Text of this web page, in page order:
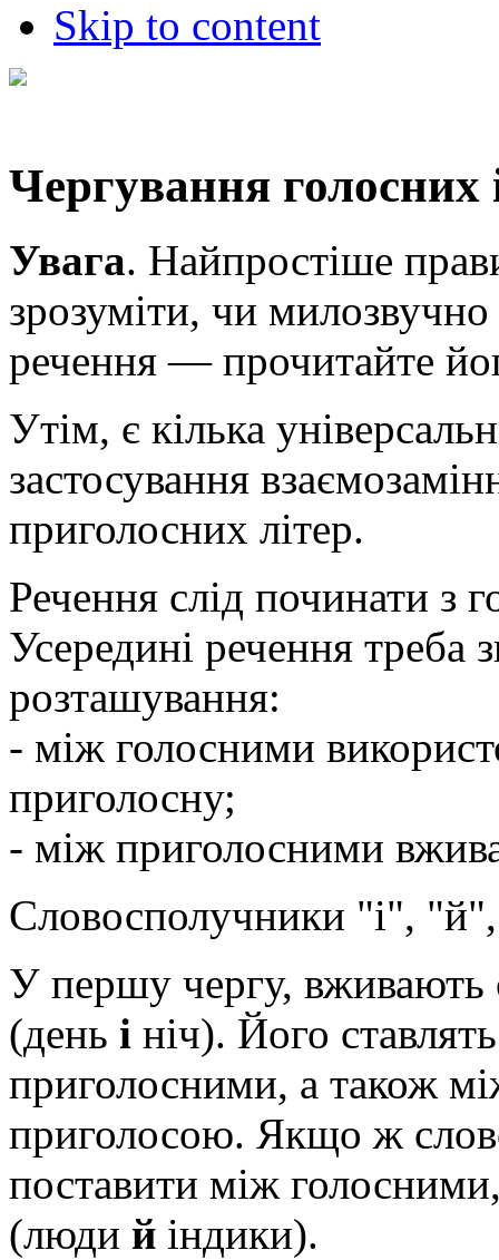
Skip to content
Чергування голосних
Увага. Найпростіше
зрозуміти, чи
речення — прочитайте
Утім, є кілька
застосування
приголосних літер.
Речення слід починати з
Усередині речення треба
розташування:
- між голосними
приголосну;
- між приголосними
Словосполучники "і",
У першу чергу, вживають
(день і ніч). Його
приголосними, а також
приголосою. Якщо ж
поставити між
(люди й індики).